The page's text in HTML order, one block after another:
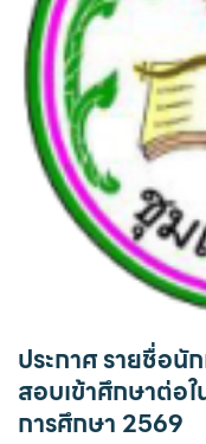
ประกาศ รายชื่อ
สอบเข้าศึกษาต่อ
การศึกษา 2569